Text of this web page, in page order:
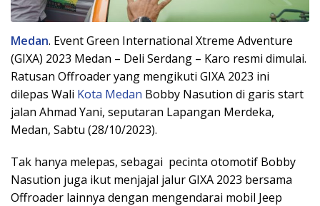
Medan. Event Green International Xtreme Adventure
(GIXA) 2023 Medan – Deli Serdang – Karo resmi dimulai.
Ratusan Offroader yang mengikuti GIXA 2023 ini
dilepas Wali Kota Medan Bobby Nasution di garis start
jalan Ahmad Yani, seputaran Lapangan Merdeka,
Medan, Sabtu (28/10/2023).
Tak hanya melepas, sebagai pecinta otomotif Bobby
Nasution juga ikut menjajal jalur GIXA 2023 bersama
Offroader lainnya dengan mengendarai mobil Jeep